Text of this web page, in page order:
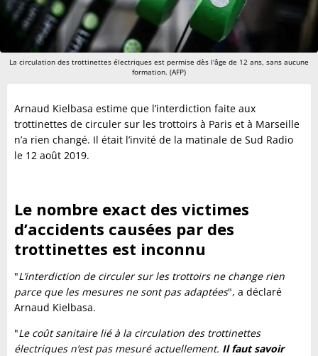
La circulation des trottinettes électriques est permise dès l'âge de 12 ans, sans aucune
formation. (AFP)
Arnaud Kielbasa estime que l’interdiction faite aux
trottinettes de circuler sur les trottoirs à Paris et à Marseille
n’a rien changé. Il était l’invité de la matinale de Sud Radio
le 12 août 2019.
Le nombre exact des victimes
d’accidents causées par des
trottinettes est inconnu
"L’interdiction de circuler sur les trottoirs ne change rien
parce que les mesures ne sont pas adaptées", a déclaré
Arnaud Kielbasa.
"Le coût sanitaire lié à la circulation des trottinettes
électriques n’est pas mesuré actuellement. Il faut savoir